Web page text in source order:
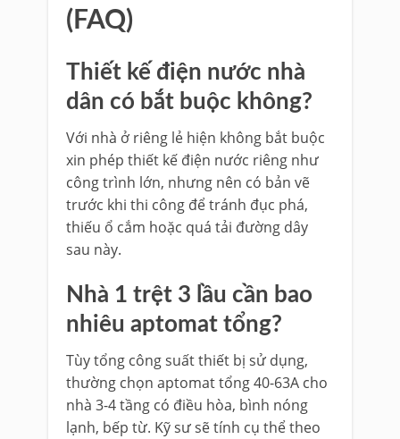
(FAQ)
Thiết kế điện nước nhà
dân có bắt buộc không?
Với nhà ở riêng lẻ hiện không bắt buộc
xin phép thiết kế điện nước riêng như
công trình lớn, nhưng nên có bản vẽ
trước khi thi công để tránh đục phá,
thiếu ổ cắm hoặc quá tải đường dây
sau này.
Nhà 1 trệt 3 lầu cần bao
nhiêu aptomat tổng?
Tùy tổng công suất thiết bị sử dụng,
thường chọn aptomat tổng 40-63A cho
nhà 3-4 tầng có điều hòa, bình nóng
lạnh, bếp từ. Kỹ sư sẽ tính cụ thể theo